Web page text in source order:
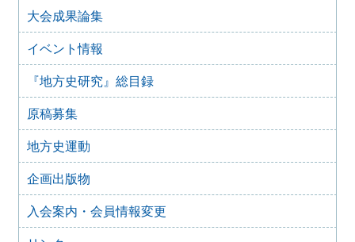
2025年5月12日
2024年度第5回研究例会（2025年5月30日）
2025年2月27日
2025年1月21日
2024年度第3回研究例会（兵庫大会総括例会）（2025年2月
23日）
2024年度第２回研究例会（2025年１月22日）
2024年10月10日
2024年度第1回研究例会（交通史学会との合同例会）
（2024年11月10日）
2024年8月10日
大会成果論集
イベント情報
『地方史研究』総目録
原稿募集
地方史運動
企画出版物
入会案内・会員情報変更